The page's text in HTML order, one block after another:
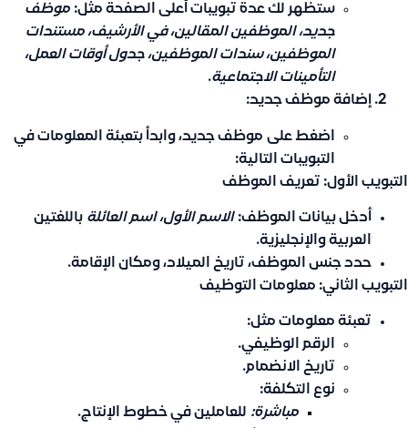
ستظهر لك عدة تبويبات أعلى الصفحة مثل: موظف
جديد، الموظفين المقالين، في الأرشيف، مستندات
الموظفين، سندات الموظفين، جدول أوقات العمل،
التأمينات الاجتماعية.
إضافة موظف جديد:
اضغط على موظف جديد، وابدأ بتعبئة المعلومات في
التبويبات التالية:
التبويب الأول: تعريف الموظف
أدخل بيانات الموظف:الاسم الأول، اسم العائلة باللغتين
العربية والإنجليزية.
حدد جنس الموظف، تاريخ الميلاد، ومكان الإقامة.
التبويب الثاني: معلومات التوظيف
تعبئة معلومات مثل:
الرقم الوظيفي.
تاريخ الانضمام.
نوع التكلفة:
مباشرة: للعاملين في خطوط الإنتاج.